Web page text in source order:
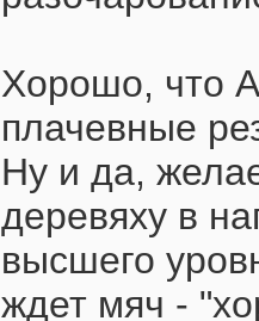
Хорошо, что
плачевные
Ну и да,
деревяху в
высшего
ждет мяч -